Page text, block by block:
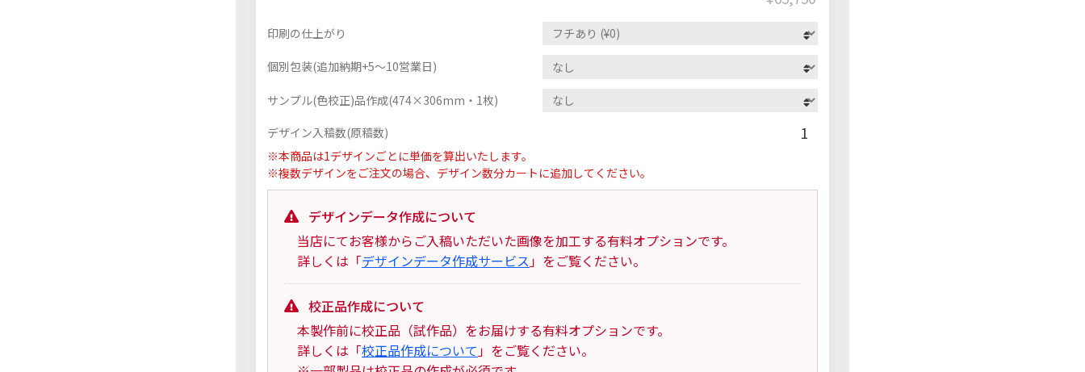
印刷の仕上がり
個別包装(追加納期+5～10営業日)
サンプル(色校正)品作成(474×306mm・1枚)
デザイン入稿数(原稿数) 1
※本商品は1デザインごとに単価を算出いたします。
※複数デザインをご注文の場合、デザイン数分カートに追加してください。
デザインデータ作成について
当店にてお客様からご入稿いただいた画像を加工する有料オプションです。
詳しくは「デザインデータ作成サービス」をご覧ください。
校正品作成について
本製作前に校正品（試作品）をお届けする有料オプションです。
詳しくは「校正品作成について」をご覧ください。